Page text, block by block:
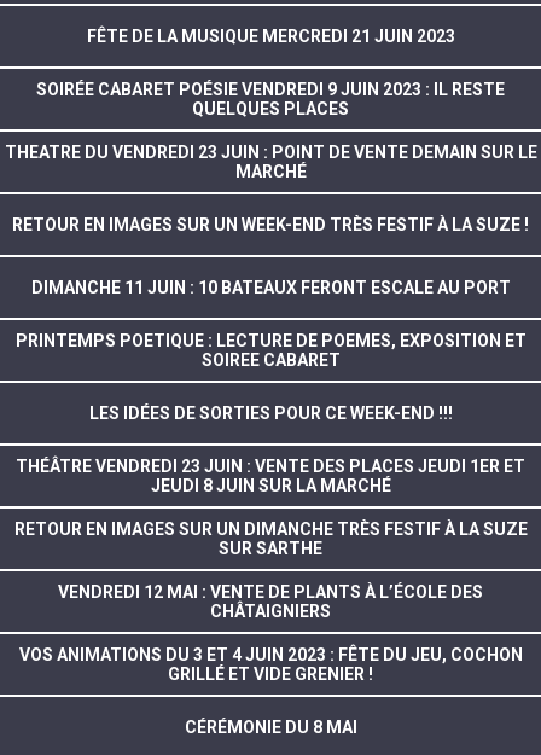
FÊTE DE LA MUSIQUE MERCREDI 21 JUIN 2023
SOIRÉE CABARET POÉSIE VENDREDI 9 JUIN 2023 : IL RESTE
QUELQUES PLACES
THEATRE DU VENDREDI 23 JUIN : POINT DE VENTE DEMAIN SUR LE
MARCHÉ
RETOUR EN IMAGES SUR UN WEEK-END TRÈS FESTIF À LA SUZE !
DIMANCHE 11 JUIN : 10 BATEAUX FERONT ESCALE AU PORT
PRINTEMPS POETIQUE : LECTURE DE POEMES, EXPOSITION ET
SOIREE CABARET
LES IDÉES DE SORTIES POUR CE WEEK-END !!!
THÉÂTRE VENDREDI 23 JUIN : VENTE DES PLACES JEUDI 1ER ET
JEUDI 8 JUIN SUR LA MARCHÉ
RETOUR EN IMAGES SUR UN DIMANCHE TRÈS FESTIF À LA SUZE
SUR SARTHE
VENDREDI 12 MAI : VENTE DE PLANTS À L’ÉCOLE DES
CHÂTAIGNIERS
VOS ANIMATIONS DU 3 ET 4 JUIN 2023 : FÊTE DU JEU, COCHON
GRILLÉ ET VIDE GRENIER !
CÉRÉMONIE DU 8 MAI